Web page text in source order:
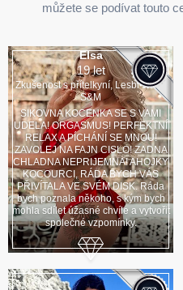
můžete se podívat touto
Elsa
19 let
Zkušenost s přítelkyní, Lesbi show,
S&M
SIKOVNA KOCENKA SE S VAMI
UDELA! ORGASMUS! PERFEKTNÍ
RELAX A PÍCHÁNÍ SE MNOU!
ZAVOLEJ NA FAJN CISLO! ZADNA
CHLADNA NEPRIJEMNA! AHOJKY
KOCOURCI, RÁDA BYCH VÁS
PŘIVÍTALA VE SVÉM DISK. Ráda
bych poznala někoho, s kým bych
mohla sdílet úžasné chvíle a vytvořit
společné vzpomínky.